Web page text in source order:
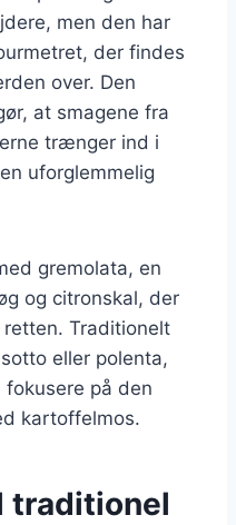
men den har
der findes
over. Den
at smagene fra
trænger ind i
uforglemmelig
gremolata, en
og citronskal, der
Traditionelt
eller polenta,
på den
kartoffelmos.
traditionel